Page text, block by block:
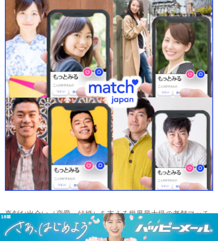
真剣な出会い（恋愛・結婚）を支える世界最大級の老舗マッチ
ングサイト、match.com（マッチ・ドットコム）が運営する、